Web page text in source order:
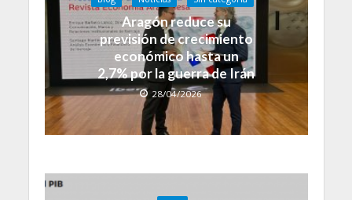
Aragón reduce su
previsión de crecimiento
económico hasta un
2,7% por la guerra de Irán
28/04/2026